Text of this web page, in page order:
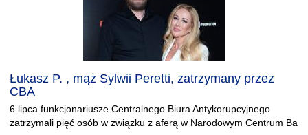
Łukasz P. , mąż Sylwii Peretti, zatrzymany przez
CBA
6 lipca funkcjonariusze Centralnego Biura Antykorupcyjnego
zatrzymali pięć osób w związku z aferą w Narodowym Centrum Ba